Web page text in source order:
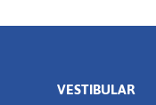
VESTIBULAR